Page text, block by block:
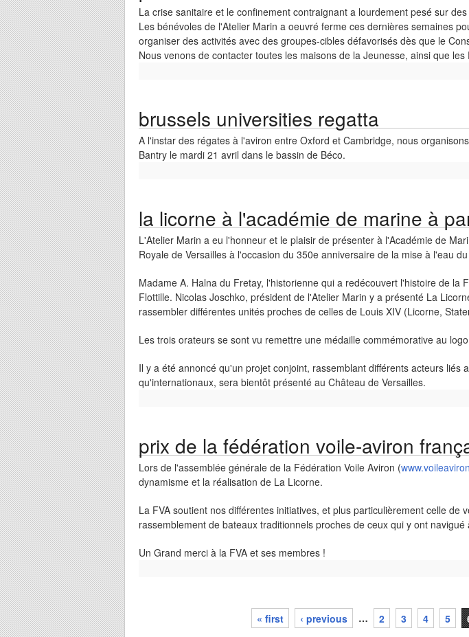
La crise sanitaire et le confinement contraignant a lourdement pesé sur
Les bénévoles de l'Atelier Marin a oeuvré ferme ces dernières semaines
organiser des activités avec des groupes-cibles défavorisés dès que le
Nous venons de contacter toutes les maisons de la Jeunesse, ainsi que
brussels universities regatta
A l'instar des régates à l'aviron entre Oxford et Cambridge, nous
Bantry le mardi 21 avril dans le bassin de Béco.
la licorne à l'académie de marine à
L'Atelier Marin a eu l'honneur et le plaisir de présenter à l'Académie de
Royale de Versailles à l'occasion du 350e anniversaire de la mise à l'eau
Madame A. Halna du Fretay, l'historienne qui a redécouvert l'histoire de
Flottille. Nicolas Joschko, président de l'Atelier Marin y a présenté La
rassembler différentes unités proches de celles de Louis XIV (Licorne,
Les trois orateurs se sont vu remettre une médaille commémorative au
Il y a été annoncé qu'un projet conjoint, rassemblant différents acteurs
qu'internationaux, sera bientôt présenté au Château de Versailles.
prix de la fédération voile-aviron
Lors de l'assemblée générale de la Fédération Voile Aviron (
dynamisme et la réalisation de La Licorne.
La FVA soutient nos différentes initiatives, et plus particulièrement celle
rassemblement de bateaux traditionnels proches de ceux qui y ont navigué
Un Grand merci à la FVA et ses membres !
« first ‹ previous … 2 3 4 5